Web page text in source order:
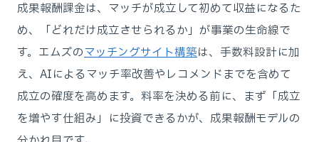
成果報酬課金は、マッチが成立して初めて収益になるた
め、「どれだけ成立させられるか」が事業の生命線で
す。エムズのマッチングサイト構築は、手数料設計に加
え、AIによるマッチ率改善やレコメンドまでを含めて
成立の確度を高めます。料率を決める前に、まず「成立
を増やす仕組み」に投資できるかが、成果報酬モデルの